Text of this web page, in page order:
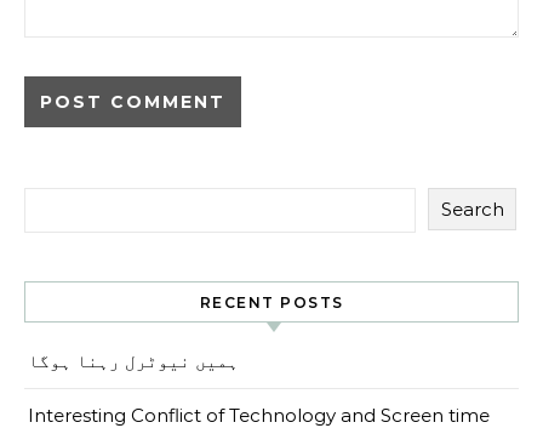
Search
RECENT POSTS
ہمیں نیوٹرل رہنا ہوگا
Interesting Conflict of Technology and Screen time